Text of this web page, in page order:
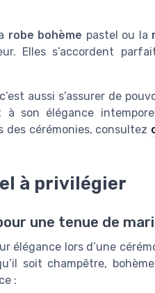
robe bohème pastel ou la
Elles s’accordent
aussi s’assurer de
son élégance
des cérémonies, consultez
à privilégier
une tenue de
élégance lors d’une
soit champêtre,
: